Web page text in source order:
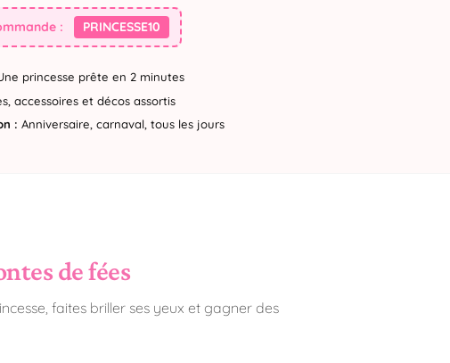
: PRINCESSE10
princesse prête en 2 minutes
accessoires et décos assortis
: Anniversaire, carnaval, tous les jours
de fées
faites briller ses yeux et gagner des